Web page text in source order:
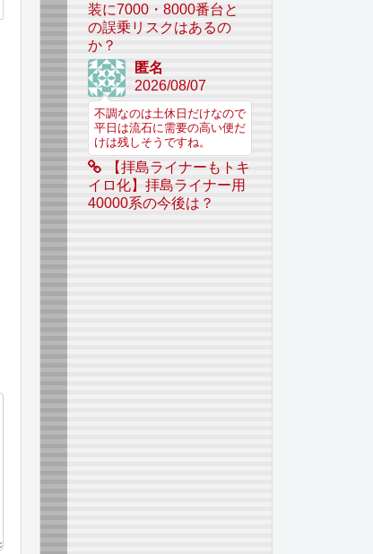
装に7000・8000番台と
の誤乗リスクはあるの
か？
匿名
2026/08/07
不調なのは土休日だけなので
平日は流石に需要の高い便だ
けは残しそうですね。
【拝島ライナーもトキ
イロ化】拝島ライナー用
40000系の今後は？